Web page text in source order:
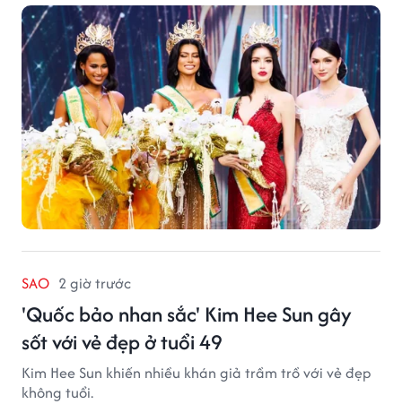
SAO 2 giờ trước
'Quốc bảo nhan sắc' Kim Hee Sun gây
sốt với vẻ đẹp ở tuổi 49
Kim Hee Sun khiến nhiều khán giả trầm trồ với vẻ đẹp
không tuổi.